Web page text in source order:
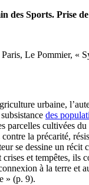
des Sports. Prise
Paris, Le Pommier, «
urbaine,
des
parcelles cultivées
la précarité,
se dessine un
et tempêtes, ils
à la terre et
» (p. 9).